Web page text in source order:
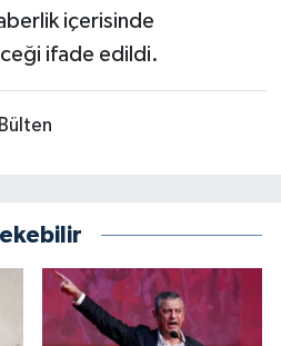
içerisinde
ifade edildi.